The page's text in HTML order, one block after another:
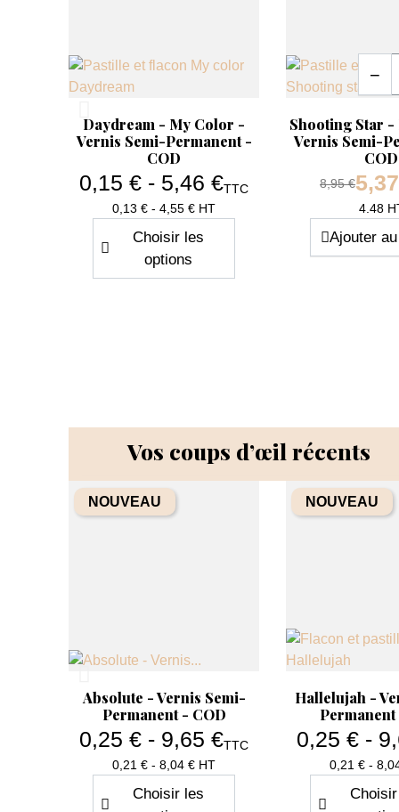
Aperçu rapide
Daydream - My Color -
Vernis Semi-Permanent -
COD
Prix
0,15 € - 5,46 €TTC
0,13 € - 4,55 € HT
Choisir les
options
 Aperçu rapide
Shooting Star
Vernis Semi-
COD
Prix de base
8,95 €
4.48
−
Ajouter
 Aperçu rapide
− +
 Aperçu rapide
−
Ajouter
Vos coups d’œil récents
 Aperçu rapide
Absolute - Vernis Semi-
Permanent - COD
Prix
0,25 € - 9,65 €TTC
0,21 € - 8,04 € HT
Choisir les
NOUVEAU
Aperçu
Hallelujah -
0,25 € -
0,21 € -
NOUVEAU